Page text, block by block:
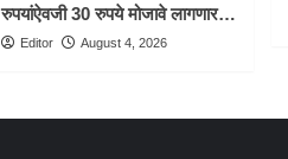
रुपयांऐवजी 30 रुपये मोजावे लागणार…
Editor August 4, 2026